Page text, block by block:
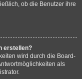
ob die Benutzer ihre
erstellen?
wird durch die Board-
als